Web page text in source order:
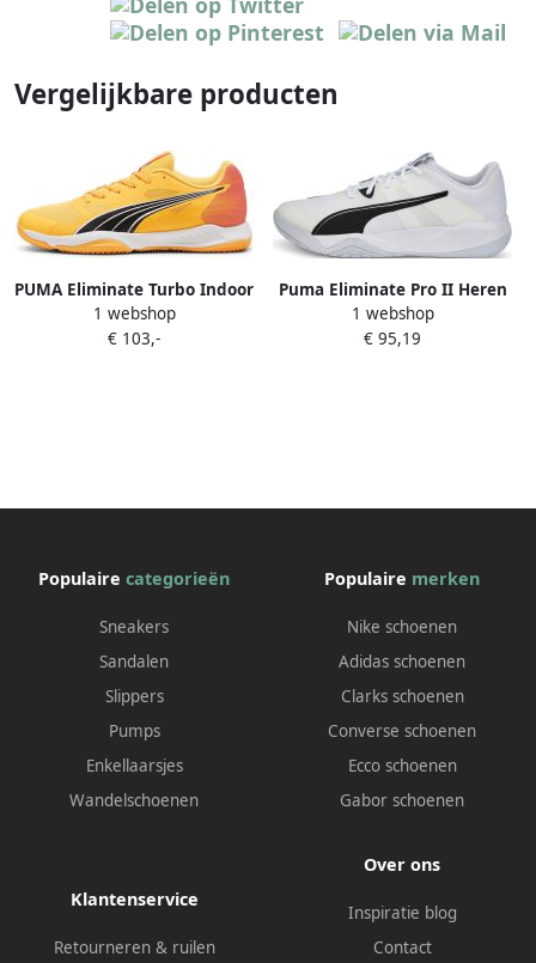
Vergelijkbare producten
PUMA Eliminate Turbo Indoor
Fietsschoenen Oranje Man
1 webshop
€ 103,-
Puma Eliminate Pro II Heren
Handbalschoenen 106880-02
1 webshop
€ 95,19
Populaire categorieën
Sneakers
Sandalen
Slippers
Pumps
Enkellaarsjes
Wandelschoenen
Populaire merken
Nike schoenen
Adidas schoenen
Clarks schoenen
Converse schoenen
Ecco schoenen
Gabor schoenen
Klantenservice
Retourneren & ruilen
Over ons
Inspiratie blog
Contact